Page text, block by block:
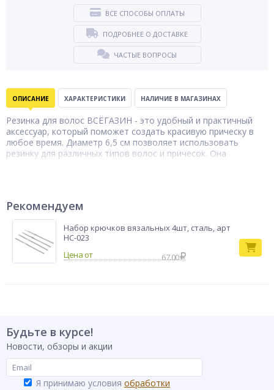
ВСЕ СПОСОБЫ ОПЛАТЫ
ПОДРОБНЕЕ О ДОСТАВКЕ
ЧАСТЫЕ ВОПРОСЫ
ОПИСАНИЕ ХАРАКТЕРИСТИКИ НАЛИЧИЕ В МАГАЗИНАХ
Резинка для волос ВСЁГАЗИН - это удобный и практичный
аксессуар, который поможет создать красивую прическу в
любое время. Диаметр 6,5 см позволяет использовать
резинку для различных типов волос и причесок. Она
аксессуаром в коллекции для ухода за волосами.
Тип товара
волос
Бренд
Рекомендуем
Набор крючков вязальных 4шт, сталь, арт
НС-023
67.00
Будьте в курсе!
Новости, обзоры и акции
Я принимаю условия обработки